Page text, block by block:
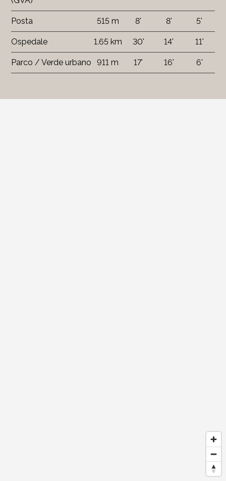
Posta 515 m 8' 8' 5'
Ospedale 1.65 km 30' 14' 11'
Parco / Verde urbano 911 m 17' 16' 6'